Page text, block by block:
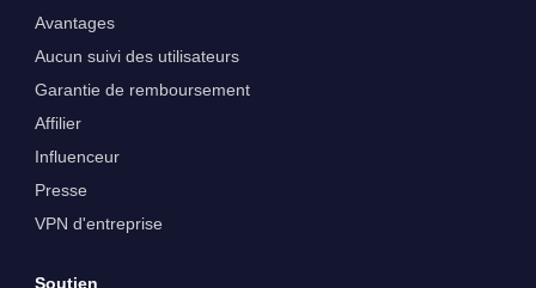
Avantages
Aucun suivi des utilisateurs
Garantie de remboursement
Affilier
Influenceur
Presse
VPN d'entreprise
Soutien